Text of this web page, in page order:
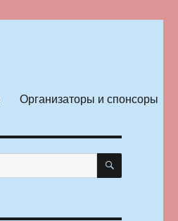
Организаторы и спонсоры
ПОИСК